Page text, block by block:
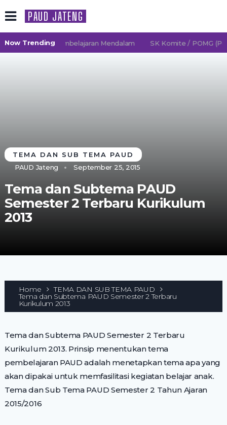
PAUD JATENG
Now Trending
2027 TK Pembelajaran Mendalam SK Komite / POMG
TEMA DAN SUB TEMA PAUD
PAUD Jateng
September 25, 2015
Tema dan Subtema PAUD
Semester 2 Terbaru Kurikulum
2013
Home TEMA DAN SUB TEMA PAUD
Tema dan Subtema PAUD Semester 2 Terbaru
Kurikulum 2013
Tema dan Subtema PAUD Semester 2 Terbaru
Kurikulum 2013. Prinsip menentukan tema
pembelajaran PAUD adalah menetapkan tema apa yang
akan dipakai untuk memfasilitasi kegiatan belajar anak.
Tema dan Sub Tema PAUD Semester 2 Tahun Ajaran
2015/2016